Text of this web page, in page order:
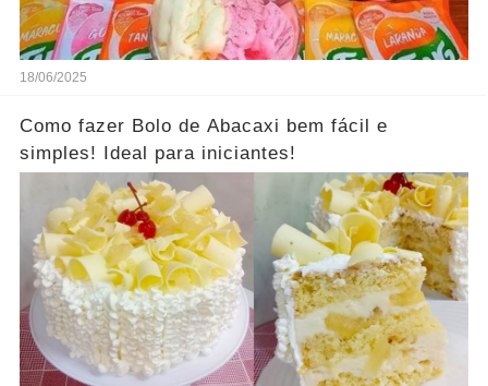
18/06/2025
Como fazer Bolo de Abacaxi bem fácil e
simples! Ideal para iniciantes!